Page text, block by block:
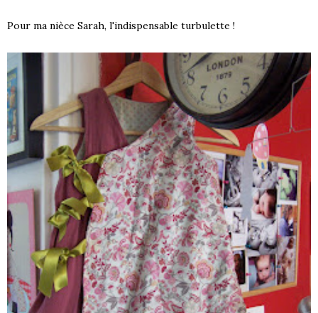
Pour ma nièce Sarah, l'indispensable turbulette !